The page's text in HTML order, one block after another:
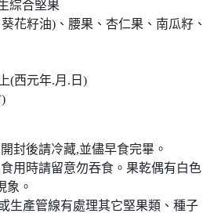
綜合堅果
花籽油)、腰果、杏仁果、南瓜籽、
(西元年.月.日)
封後請冷藏,並儘早食完畢。
用時請留意勿吞食。果乾偶有白色
象。
生產管線有處理其它堅果類、種子